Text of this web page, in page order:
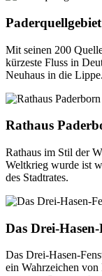
Paderquellgebiet
Mit seinen 200
kürzeste Fluss in
Neuhaus in die Lippe.
Rathaus
Rathaus im Stil der
Weltkrieg wurde ist
des Stadtrates.
Das Drei-
Das Drei-Hasen-
ein Wahrzeichen